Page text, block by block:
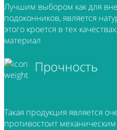
Лучшим выбором как для
подоконников, является
этого кроется в тех
материал
Прочность
Такая продукция является
противостоит